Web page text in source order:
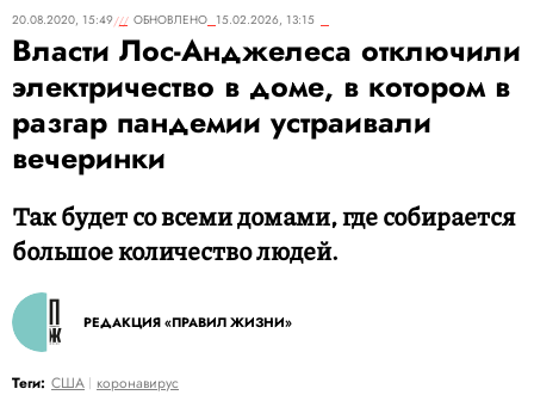
20.08.2020, 15:49
ОБНОВЛЕНО 15.02.2026, 13:15
Власти Лос-Анджелеса отключили
электричество в доме, в котором в
разгар пандемии устраивали
вечеринки
Так будет со всеми домами, где собирается
большое количество людей.
РЕДАКЦИЯ «ПРАВИЛ ЖИЗНИ»
Теги: США коронавирус